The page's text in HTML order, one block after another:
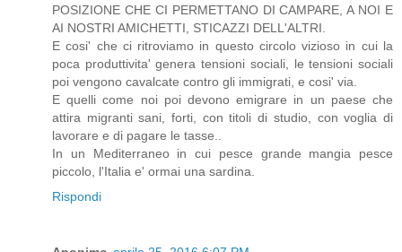
POSIZIONE CHE CI PERMETTANO DI CAMPARE, A NOI E
AI NOSTRI AMICHETTI, STICAZZI DELL'ALTRI.
E cosi' che ci ritroviamo in questo circolo vizioso in cui la
poca produttivita' genera tensioni sociali, le tensioni sociali
poi vengono cavalcate contro gli immigrati, e cosi' via.
E quelli come noi poi devono emigrare in un paese che
attira migranti sani, forti, con titoli di studio, con voglia di
lavorare e di pagare le tasse..
In un Mediterraneo in cui pesce grande mangia pesce
piccolo, l'Italia e' ormai una sardina.
Rispondi